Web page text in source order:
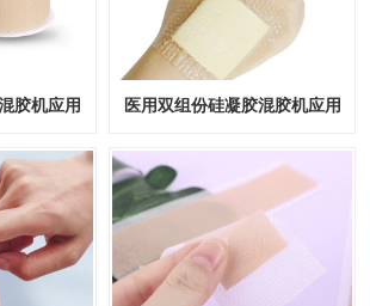
胶机应用 医用双组份硅凝胶混胶机应用